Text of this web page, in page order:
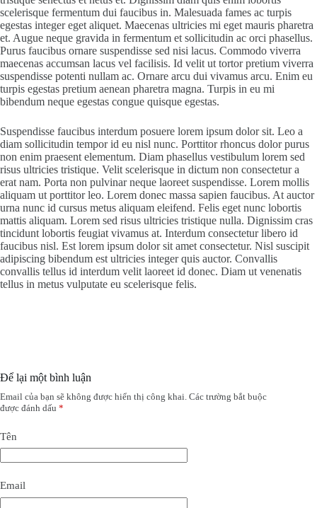
scelerisque fermentum dui faucibus in. Malesuada fames ac turpis
egestas integer eget aliquet. Maecenas ultricies mi eget mauris pharetra
et. Augue neque gravida in fermentum et sollicitudin ac orci phasellus.
Purus faucibus ornare suspendisse sed nisi lacus. Commodo viverra
maecenas accumsan lacus vel facilisis. Id velit ut tortor pretium viverra
suspendisse potenti nullam ac. Ornare arcu dui vivamus arcu. Enim eu
turpis egestas pretium aenean pharetra magna. Turpis in eu mi
bibendum neque egestas congue quisque egestas.
Suspendisse faucibus interdum posuere lorem ipsum dolor sit. Leo a
diam sollicitudin tempor id eu nisl nunc. Porttitor rhoncus dolor purus
non enim praesent elementum. Diam phasellus vestibulum lorem sed
risus ultricies tristique. Velit scelerisque in dictum non consectetur a
erat nam. Porta non pulvinar neque laoreet suspendisse. Lorem mollis
aliquam ut porttitor leo. Lorem donec massa sapien faucibus. At auctor
urna nunc id cursus metus aliquam eleifend. Felis eget nunc lobortis
mattis aliquam. Lorem sed risus ultricies tristique nulla. Dignissim cras
tincidunt lobortis feugiat vivamus at. Interdum consectetur libero id
faucibus nisl. Est lorem ipsum dolor sit amet consectetur. Nisl suscipit
adipiscing bibendum est ultricies integer quis auctor. Convallis
convallis tellus id interdum velit laoreet id donec. Diam ut venenatis
tellus in metus vulputate eu scelerisque felis.
Để lại một bình luận
Email của bạn sẽ không được hiển thị công khai. Các trường bắt buộc
được đánh dấu *
Tên
Email